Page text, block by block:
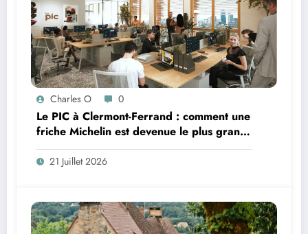
Charles O 0
Le PIC à Clermont-Ferrand : comment une
friche Michelin est devenue le plus grand
coworking de France ?
21 Juillet 2026